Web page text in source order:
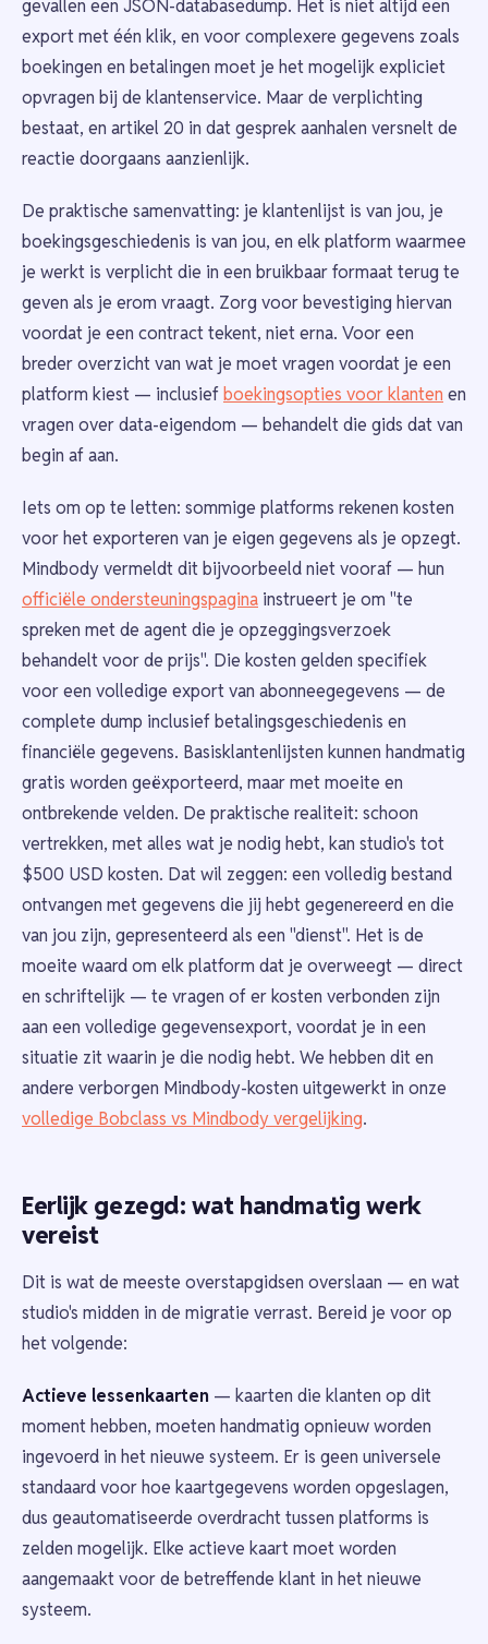
gevallen een JSON-databasedump. Het is niet altijd een
export met één klik, en voor complexere gegevens zoals
boekingen en betalingen moet je het mogelijk expliciet
opvragen bij de klantenservice. Maar de verplichting
bestaat, en artikel 20 in dat gesprek aanhalen versnelt de
reactie doorgaans aanzienlijk.
De praktische samenvatting: je klantenlijst is van jou, je
boekingsgeschiedenis is van jou, en elk platform waarmee
je werkt is verplicht die in een bruikbaar formaat terug te
geven als je erom vraagt. Zorg voor bevestiging hiervan
voordat je een contract tekent, niet erna. Voor een
breder overzicht van wat je moet vragen voordat je een
platform kiest — inclusief boekingsopties voor klanten en
vragen over data-eigendom — behandelt die gids dat van
begin af aan.
Iets om op te letten: sommige platforms rekenen kosten
voor het exporteren van je eigen gegevens als je opzegt.
Mindbody vermeldt dit bijvoorbeeld niet vooraf — hun
officiële ondersteuningspagina instrueert je om "te
spreken met de agent die je opzeggingsverzoek
behandelt voor de prijs". Die kosten gelden specifiek
voor een volledige export van abonneegegevens — de
complete dump inclusief betalingsgeschiedenis en
financiële gegevens. Basisklantenlijsten kunnen handmatig
gratis worden geëxporteerd, maar met moeite en
ontbrekende velden. De praktische realiteit: schoon
vertrekken, met alles wat je nodig hebt, kan studio's tot
$500 USD kosten. Dat wil zeggen: een volledig bestand
ontvangen met gegevens die jij hebt gegenereerd en die
van jou zijn, gepresenteerd als een "dienst". Het is de
moeite waard om elk platform dat je overweegt — direct
en schriftelijk — te vragen of er kosten verbonden zijn
aan een volledige gegevensexport, voordat je in een
situatie zit waarin je die nodig hebt. We hebben dit en
andere verborgen Mindbody-kosten uitgewerkt in onze
volledige Bobclass vs Mindbody vergelijking.
Eerlijk gezegd: wat handmatig werk
vereist
Dit is wat de meeste overstapgidsen overslaan — en wat
studio's midden in de migratie verrast. Bereid je voor op
het volgende:
Actieve lessenkaarten — kaarten die klanten op dit
moment hebben, moeten handmatig opnieuw worden
ingevoerd in het nieuwe systeem. Er is geen universele
standaard voor hoe kaartgegevens worden opgeslagen,
dus geautomatiseerde overdracht tussen platforms is
zelden mogelijk. Elke actieve kaart moet worden
aangemaakt voor de betreffende klant in het nieuwe
systeem.